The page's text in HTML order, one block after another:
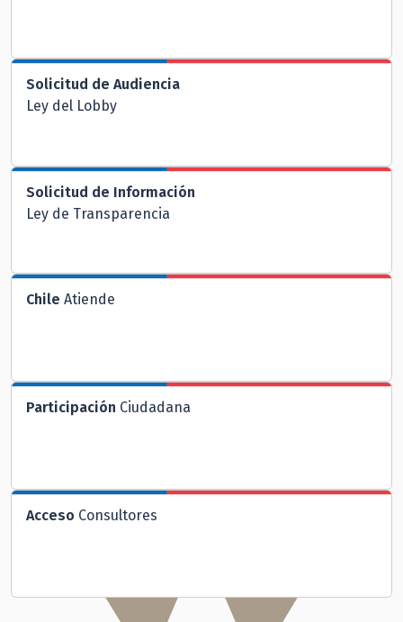
Solicitud de Audiencia
Ley del Lobby
Solicitud de Información
Ley de Transparencia
Chile Atiende
Participación Ciudadana
Acceso Consultores